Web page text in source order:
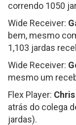
correndo 1050
Wide Receiver:
bem, mesmo
1,103 jardas
Wide Receiver:
mesmo um
Flex Player:
atrás do colega
jardas).